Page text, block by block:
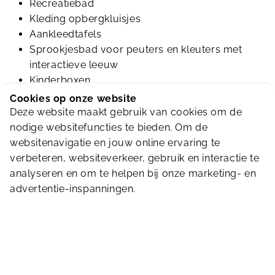
Recreatiebad
Kleding opbergkluisjes
Aankleedtafels
Sprookjesbad voor peuters en kleuters met
interactieve leeuw
Kinderboxen
Peutertoilet
Whirlpool
Interactieve glijbaan (45 meter) met
fotomoment voor eigen gebruik
Massagestralen
Jetstreams
Draaikolk
Cookies op onze website
Deze website maakt gebruik van cookies om de
nodige websitefuncties te bieden. Om de
websitenavigatie en jouw online ervaring te
verbeteren, websiteverkeer, gebruik en interactie te
analyseren en om te helpen bij onze marketing- en
advertentie-inspanningen.